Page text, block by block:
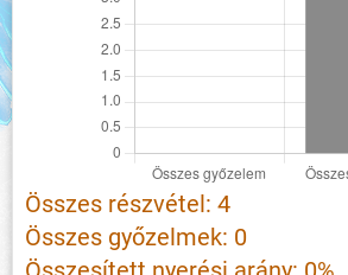
Összes részvétel: 4
Összes győzelmek: 0